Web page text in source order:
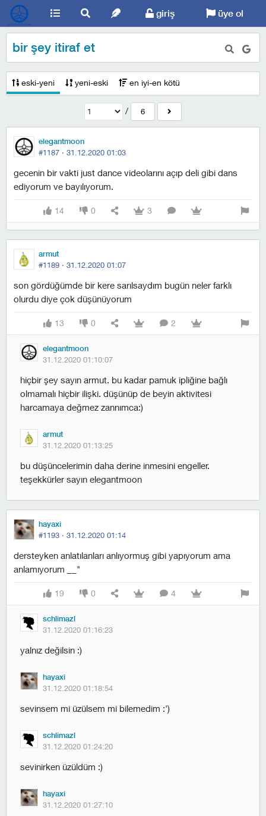
giriş üye ol
bir şey itiraf et
eski-yeni yeni-eski en iyi-en kötü
/ 6
elegantmoon
#1187 · 31.12.2020 01:03
gecenin bir vakti just dance videolarını açıp deli gibi dans
ediyorum ve bayılıyorum.
14 0 3
armut
#1189 · 31.12.2020 01:07
son gördüğümde bir kere sarılsaydım bugün neler farklı
olurdu diye çok düşünüyorum
13 0 2
elegantmoon
31.12.2020 01:10:07
hiçbir şey sayın armut. bu kadar pamuk ipliğine bağlı
olmamalı hiçbir ilişki. düşünüp de beyin aktivitesi
harcamaya değmez zannımca:)
armut
31.12.2020 01:13:25
bu düşüncelerimin daha derine inmesini engeller.
teşekkürler sayın elegantmoon
hayaxi
#1193 · 31.12.2020 01:14
dersteyken anlatılanları anlıyormuş gibi yapıyorum ama
anlamıyorum __"
19 0 4
schlimazl
31.12.2020 01:16:23
yalnız değilsin :)
hayaxi
31.12.2020 01:18:54
sevinsem mi üzülsem mi bilemedim :')
schlimazl
31.12.2020 01:24:20
sevinirken üzüldüm :)
hayaxi
31.12.2020 01:27:10